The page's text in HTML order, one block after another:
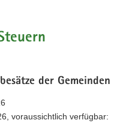
der Gemeinden
voraussichtlich verfügbar: